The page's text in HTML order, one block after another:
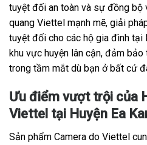
tuyệt đối an toàn và sự đồng bộ
quang Viettel mạnh mẽ, giải
tuyệt đối cho các hộ gia đình tại
khu vực huyện lân cận, đảm
trong tầm mắt dù bạn ở bất cứ
Ưu điểm vượt trội của
Viettel tại Huyện Ea
Sản phẩm Camera do Viettel